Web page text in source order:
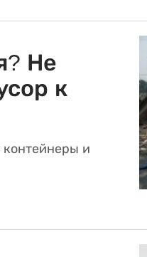
Не
к
контейнеры и